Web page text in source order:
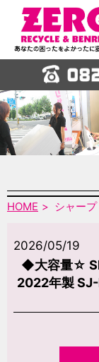
HOME シャープ
2026/05/19
◆大容量☆
2022年製